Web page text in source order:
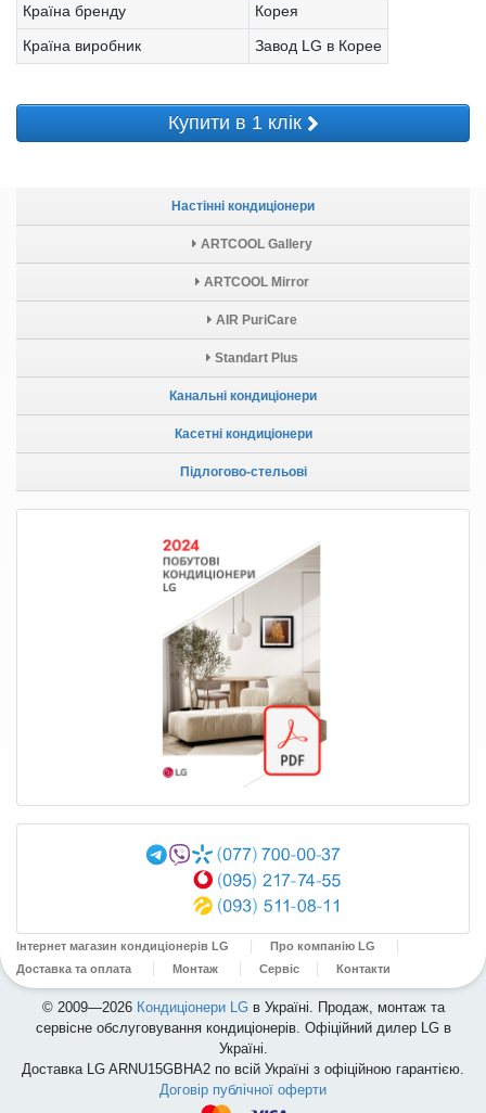
Настінні кондиціонери
ARTCOOL Gallery
ARTCOOL Mirror
AIR PuriCare
Standart Plus
Канальні кондиціонери
Касетні кондиціонери
Підлогово-стельові
Країна бренду
Корея
Країна виробник
Завод LG в Корее
Купити в 1 клік
Інтернет магазин кондиціонерів LG
Про компанію LG
Доставка та оплата
Монтаж Сервіс Контакти
© 2009—2026 Кондиціонери LGв Україні. Продаж, монтаж та
сервісне обслуговування кондиціонерів. Офіційний дилер LG в
Україні.
Доставка LG ARNU15GBHA2 по всій Україні з офіційною гарантією.
Договір публічної оферти